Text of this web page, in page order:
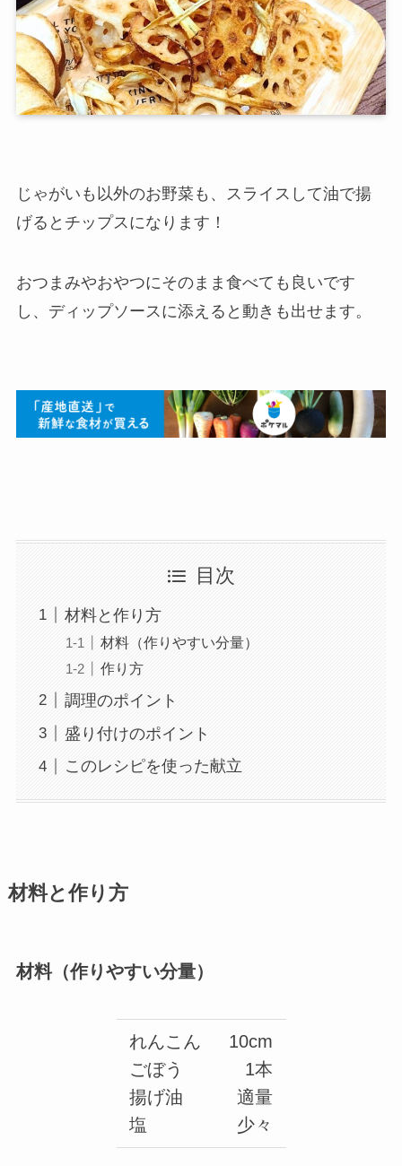
じゃがいも以外のお野菜も、スライスして油で揚
げるとチップスになります！
おつまみやおやつにそのまま食べても良いです
し、ディップソースに添えると動きも出せます。
目次
材料と作り方
材料（作りやすい分量）
作り方
調理のポイント
盛り付けのポイント
このレシピを使った献立
材料と作り方
材料（作りやすい分量）
れんこん
ごぼう
揚げ油
塩
10cm
1本
適量
少々